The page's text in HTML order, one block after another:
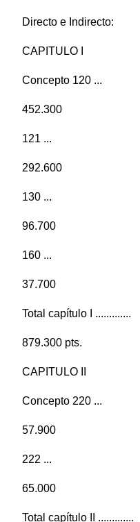
Directo e Indirecto:
CAPITULO I
Concepto 120 ...
452.300
121 ...
292.600
130 ...
96.700
160 ...
37.700
Total capítulo I .............
879.300 pts.
CAPITULO II
Concepto 220 ...
57.900
222 ...
65.000
Total capítulo II .............